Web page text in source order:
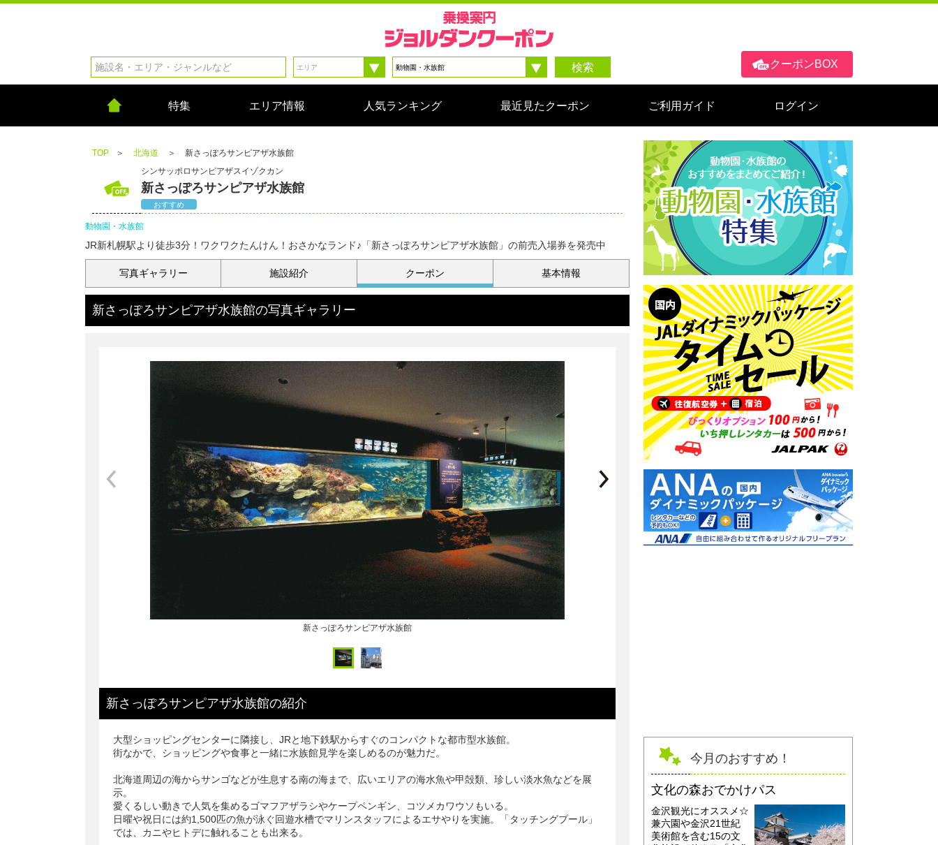
クーポンBOX
検索
特集 エリア情報 人気ランキング 最近見たクーポン ご利用ガイド ログイン
TOP ＞ 北海道 ＞
新さっぽろサンピアザ水族館
シンサッポロサンピアザスイゾクカン
新さっぽろサンピアザ水族館
おすすめ
動物園・水族館
JR新札幌駅より徒歩3分！ワクワクたんけん！おさかなランド♪「新さっぽろサンピアザ水族館」の前売入場券を発売中
写真ギャラリー 施設紹介 クーポン 基本情報
新さっぽろサンピアザ水族館の写真ギャラリー
新さっぽろサンピアザ水族館
新さっぽろサンピアザ水族館の紹介
大型ショッピングセンターに隣接し、JRと地下鉄駅からすぐのコンパクトな都市型水族館。
街なかで、ショッピングや食事と一緒に水族館見学を楽しめるのが魅力だ。
北海道周辺の海からサンゴなどが生息する南の海まで、広いエリアの海水魚や甲殻類、珍しい淡水魚などを展
示。
愛くるしい動きで人気を集めるゴマフアザラシやケープペンギン、コツメカワウソもいる。
日曜や祝日には約1,500匹の魚が泳ぐ回遊水槽でマリンスタッフによるエサやりを実施。「タッチングプール」
では、カニやヒトデに触れることも出来る。
今月のおすすめ！
文化の森おでかけパス
金沢観光にオススメ☆
兼六園や金沢21世紀
美術館を含む15の文